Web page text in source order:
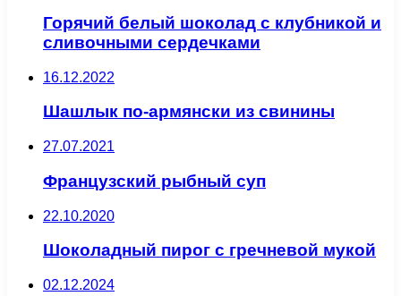
Горячий белый шоколад с клубникой и
сливочными сердечками
16.12.2022
Шашлык по-армянски из свинины
27.07.2021
Французский рыбный суп
22.10.2020
Шоколадный пирог с гречневой мукой
02.12.2024